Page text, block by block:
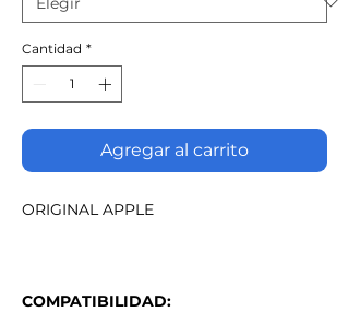
Cantidad *
Agregar al carrito
ORIGINAL APPLE
COMPATIBILIDAD: